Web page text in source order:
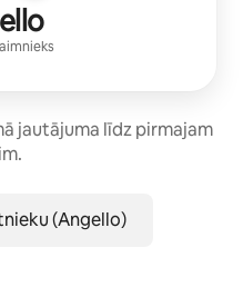
jautājuma līdz pirmajam
(Angello)